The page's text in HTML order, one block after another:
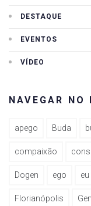
DESTAQUE
EVENTOS
VÍDEO
NAVEGAR NO
apego Buda
compaixão
Dogen ego eu
Florianópolis